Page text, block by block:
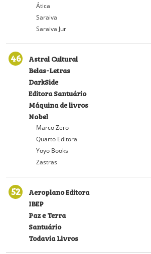
Ática
Saraiva
Saraiva Jur
46
Astral Cultural
Belas-Letras
DarkSide
Editora Santuário
Máquina de livros
Nobel
Marco Zero
Quarto Editora
Yoyo Books
Zastras
52
Aeroplano Editora
IBEP
Paz e Terra
Santuário
Todavia Livros